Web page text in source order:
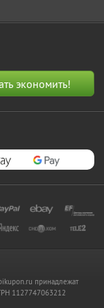
принадлежат
1127747063212